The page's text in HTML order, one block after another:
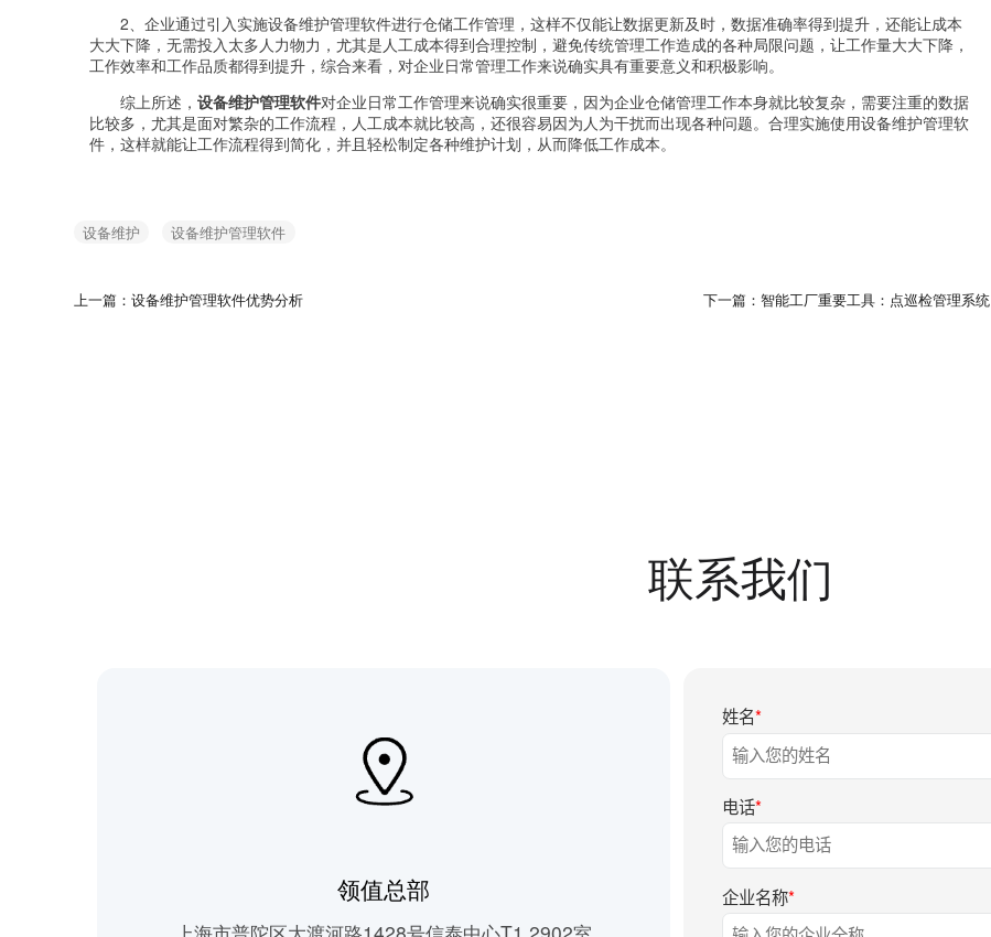
2、企业通过引入实施设备维护管理软件进行仓储工作管理，这样不仅能让数据更新及时，数据准确率得到提升，还能让成本
大大下降，无需投入太多人力物力，尤其是人工成本得到合理控制，避免传统管理工作造成的各种局限问题，让工作量大大下降，
工作效率和工作品质都得到提升，综合来看，对企业日常管理工作来说确实具有重要意义和积极影响。
综上所述， 设备维护管理软件对企业日常工作管理来说确实很重要，因为企业仓储管理工作本身就比较复杂，需要注重的数据
比较多，尤其是面对繁杂的工作流程，人工成本就比较高，还很容易因为人为干扰而出现各种问题。合理实施使用设备维护管理软
件，这样就能让工作流程得到简化，并且轻松制定各种维护计划，从而降低工作成本。
设备维护 设备维护管理软件
上一篇：设备维护管理软件优势分析 下一篇：智能工厂重要工具：点巡检管理系统
联系我们
领值总部
姓名*
电话*
企业名称*